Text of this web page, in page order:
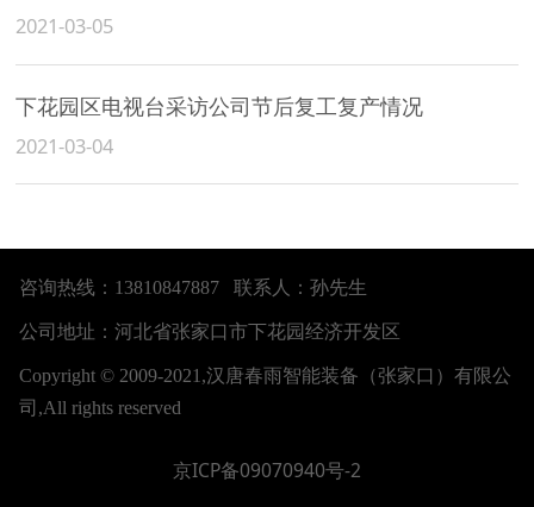
2021-03-05
下花园区电视台采访公司节后复工复产情况
2021-03-04
咨询热线：13810847887 联系人：孙先生
公司地址：河北省张家口市下花园经济开发区
Copyright © 2009-2021,汉唐春雨智能装备（张家口）有限公
司,All rights reserved
京ICP备09070940号-2